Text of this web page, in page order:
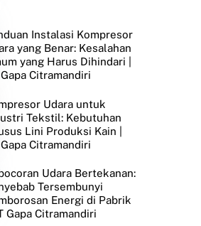
Instalasi Kompresor
yang Benar: Kesalahan
yang Harus Dihindari |
Gapa Citramandiri
Udara untuk
Tekstil: Kebutuhan
Lini Produksi Kain |
Citramandiri
Udara Bertekanan:
Tersembunyi
Energi di Pabrik
Gapa Citramandiri